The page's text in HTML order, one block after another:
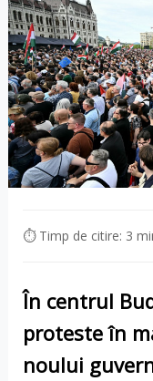
⏱ Timp de citire: 3
În centrul
proteste în
noului